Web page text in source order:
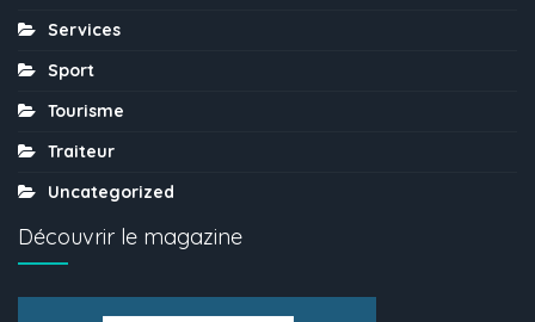
Services
Sport
Tourisme
Traiteur
Uncategorized
Découvrir le magazine